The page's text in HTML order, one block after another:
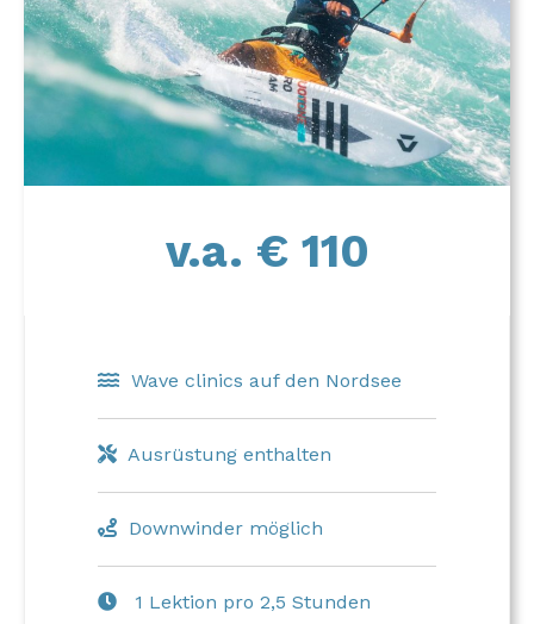
v.a. € 110
Wave clinics auf den Nordsee
Ausrüstung enthalten
Downwinder möglich
1 Lektion pro 2,5 Stunden